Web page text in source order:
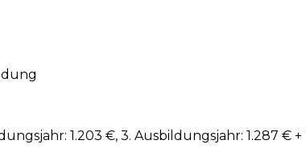
1.203 €, 3. Ausbildungsjahr: 1.287 €